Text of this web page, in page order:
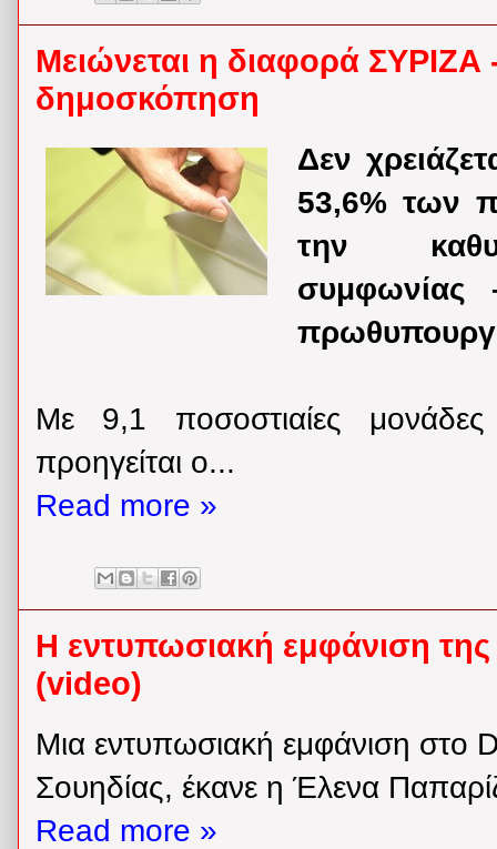
Μειώνεται η διαφορά
δημοσκόπηση
Δεν
53,6% των
την
συμφωνίας
Με 9,1 ποσοστιαίες
προηγείται ο...
Read more »
Η εντυπωσιακή εμφάνιση
(video)
Μια εντυπωσιακή εμφάνιση στο
Σουηδίας, έκανε η Έλενα
Read more »